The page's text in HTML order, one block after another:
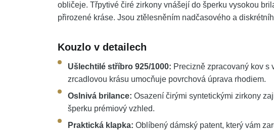
obličeje. Třpytivé čiré zirkony vnášejí do šperku vysokou
přirozené kráse. Jsou ztělesněním nadčasového a
Kouzlo v detailech
Ušlechtilé stříbro 925/1000: Precizně zpracovaný kov s
zrcadlovou krásu umocňuje povrchová úprava rhodiem.
Oslnivá brilance: Osazení čirými syntetickými zirkony
šperku prémiový vzhled.
Praktická klapka: Oblíbený dámský patent, který vám